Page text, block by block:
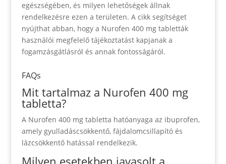
egészségében, és milyen lehetőségek állnak
rendelkezésre ezen a területen. A cikk segítséget
nyújthat abban, hogy a Nurofen 400 mg tabletták
használói megfelelő tájékoztatást kapjanak a
fogamzásgátlásról és annak fontosságáról.
FAQs
Mit tartalmaz a Nurofen 400 mg
tabletta?
A Nurofen 400 mg tabletta hatóanyaga az ibuprofen,
amely gyulladáscsökkentő, fájdalomcsillapító és
lázcsökkentő hatással rendelkezik.